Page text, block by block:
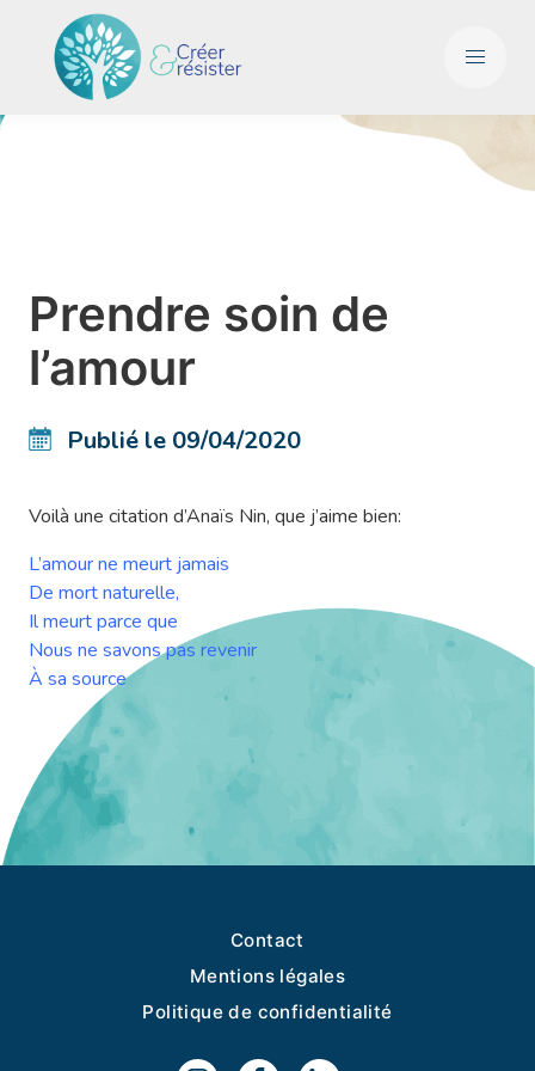
Prendre soin de
l’amour
Publié le 09/04/2020
Voilà une citation d’Anaïs Nin, que j’aime bien:
L’amour ne meurt jamais
De mort naturelle,
Il meurt parce que
Nous ne savons pas revenir
À sa source
Contact
Mentions légales
Politique de confidentialité